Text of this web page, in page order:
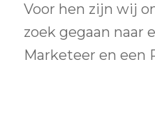
Voor hen zijn wij
zoek gegaan naar
Marketeer en een